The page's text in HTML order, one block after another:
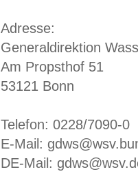
Adresse:
Generaldirektion
Am Propsthof 51
53121 Bonn
Telefon: 0228/7090-0
E-Mail:
DE-Mail: